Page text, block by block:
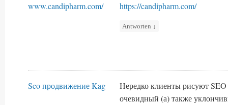
www.candipharm.com/ https://candipharm.com/
Antworten ↓
Seo продвижение Kag
Нередко клиенты рисуют
очевидный (а) также